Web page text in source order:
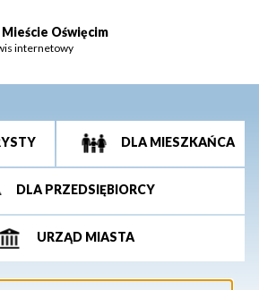
Oświęcim
internetowy
DLA MIESZKAŃCA
DLA PRZEDSIĘBIORCY
URZĄD MIASTA